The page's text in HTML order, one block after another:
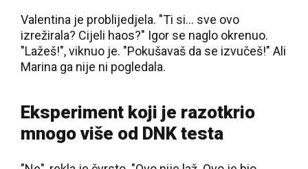
Valentina je problijedjela. "Ti si… sve ovo
izrežirala? Cijeli haos?" Igor se naglo okrenuo.
"Lažeš!", viknuo je. "Pokušavaš da se izvučeš!" Ali
Marina ga nije ni pogledala.
Eksperiment koji je razotkrio
mnogo više od DNK testa